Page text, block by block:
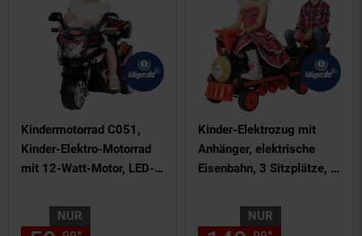
Kindermotorrad C051,
Kinder-Elektro-Motorrad
mit 12-Watt-Motor, LED-
Getriebe (Schwarz)
NUR
Kinder-Elektrozug mit
Anhänger, elektrische
Eisenbahn, 3 Sitzplätze, 5
Watt (2.0)
NUR